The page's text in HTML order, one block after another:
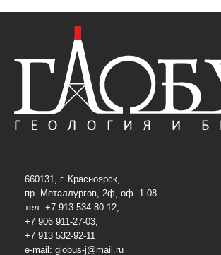
660131, г. Красноярск,
пр. Металлургов, 2ф, оф. 1-08
тел. +7 913 534-80-12,
+7 906 911-27-03,
+7 913 532-92-11
e-mail: globus-j@mail.ru